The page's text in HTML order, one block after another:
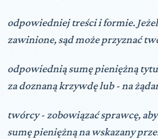
odpowiedniej treści i formie. Jeż
zawinione, sąd może przyznać
odpowiednią sumę pieniężną
za doznaną krzywdę lub - nażą
twórcy - zobowiązać sprawcę,
sumę pieniężną na wskazany